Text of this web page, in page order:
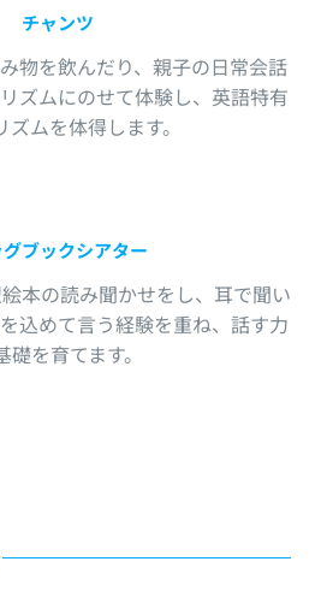
チャンツ
物を飲んだり、親子の日常会話
ズムにのせて体験し、英語特有
ズムを体得します。
グブックシアター
本の読み聞かせをし、耳で聞い
込めて言う経験を重ね、話す力
礎を育てます。